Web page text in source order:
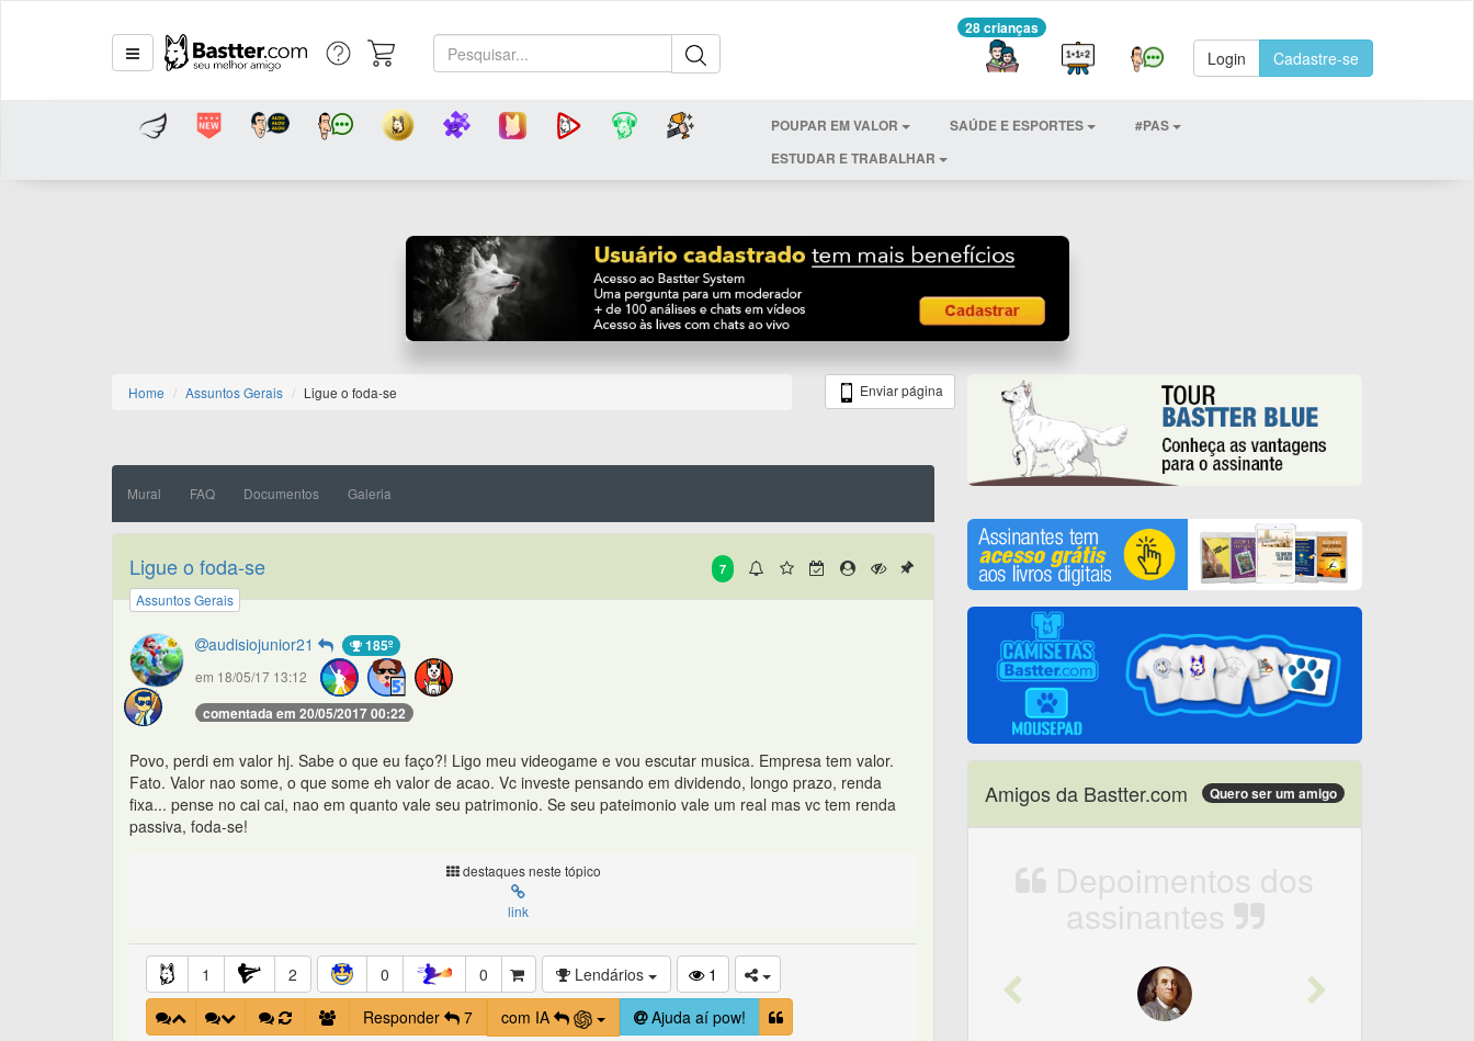
28 crianças
Login Cadastre-se
POUPAR EM VALOR SAÚDE E ESPORTES
#PAS
ESTUDAR E TRABALHAR
Home Assuntos Gerais Ligue o foda-se Enviar página
Mural FAQ Documentos Galeria
7
Ligue o foda-se
Assuntos Gerais
audisiojunior21 185º
em 18/05/17 13:12
comentada em 20/05/2017 00:22
Povo, perdi em valor hj. Sabe o que eu faço?! Ligo meu videogame e vou escutar musica. Empresa tem valor.
Fato. Valor nao some, o que some eh valor de acao. Vc investe pensando em dividendo, longo prazo, renda
fixa... pense no cai cai, nao em quanto vale seu patrimonio. Se seu pateimonio vale um real mas vc tem renda
passiva, foda-se!
destaques neste tópico
link
1 2 0 0 Lendários
1
Responder
7 com IA Ajuda aí pow!
Amigos da Bastter.com Quero ser um amigo
Depoimentos dos
assinantes
Previous